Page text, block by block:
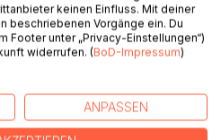
der verschiedenen
einzusetzenden Methoden im
der Problematik beitragen.
von Grundlagen zur
verbundenen
keinen Einfluss. Mit deiner
beschriebenen Vorgänge ein. Du
Footer unter „Privacy-Einstellungen“)
widerrufen. (BoD-Impressum)
ANPASSEN